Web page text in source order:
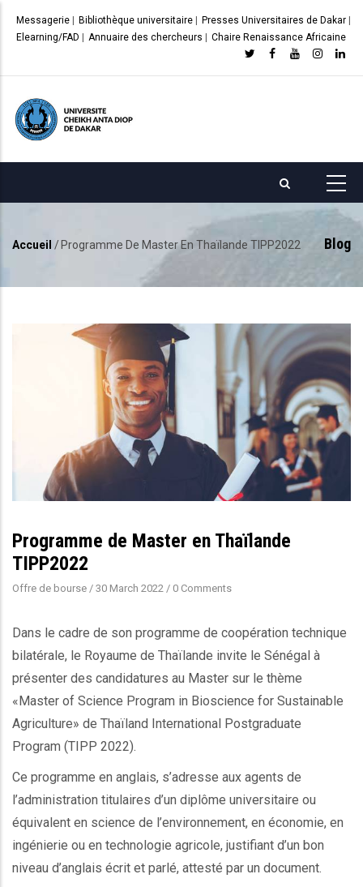
principal
Messagerie Bibliothèque universitaire Presses Universitaires de Dakar
Elearning/FAD
Annuaire des chercheurs Chaire Renaissance Africaine
Blog
d'Ariane
Accueil / Programme De Master En Thaïlande TIPP2022
Programme de Master en Thaïlande
TIPP2022
Offre de bourse / 30 March 2022 / 0 Comments
Dans le cadre de son programme de coopération technique
bilatérale, le Royaume de Thaïlande invite le Sénégal à
présenter des candidatures au Master sur le thème
«Master of Science Program in Bioscience for Sustainable
Agriculture» de Thaïland International Postgraduate
Program (TIPP 2022).
Ce programme en anglais, s’adresse aux agents de
l’administration titulaires d’un diplôme universitaire ou
équivalent en science de l’environnement, en économie, en
ingénierie ou en technologie agricole, justifiant d’un bon
niveau d’anglais écrit et parlé, attesté par un document.